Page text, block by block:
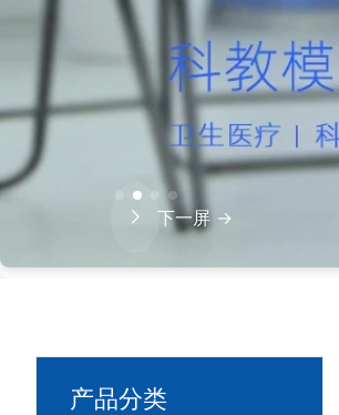
下一屏 →
产品分类